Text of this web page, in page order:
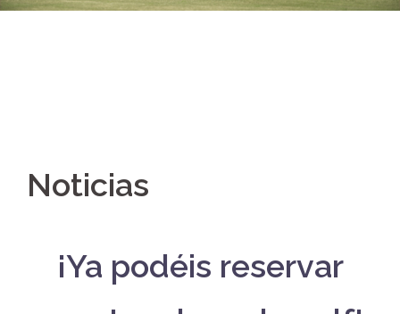
Noticias
¡Ya podéis reservar